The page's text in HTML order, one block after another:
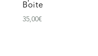
Boite
35,00€